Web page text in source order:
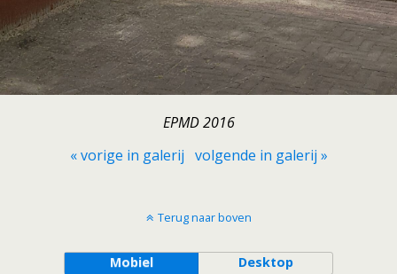
EPMD 2016
« vorige in galerij volgende in galerij »
Terug naar boven
Mobiel Desktop